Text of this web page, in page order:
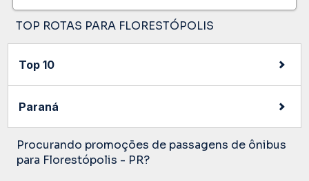
TOP ROTAS PARA FLORESTÓPOLIS
Top 10
Paraná
Procurando promoções de passagens de ônibus
para Florestópolis - PR?